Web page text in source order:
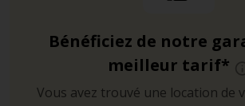
Bénéficiez de notre
meilleur tarif*
Vous avez trouvé une location de